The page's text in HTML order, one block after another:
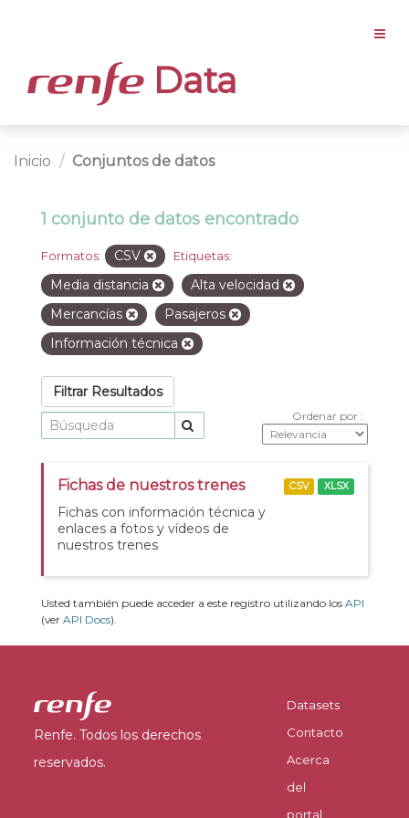
Data
Inicio Conjuntos de datos
1 conjunto de datos encontrado
Formatos: CSV Etiquetas:
Media distancia
Alta velocidad
Mercancías
Pasajeros
Información técnica
Filtrar Resultados
Ordenar por
Fichas de nuestros trenes
Fichas con información técnica y
enlaces a fotos y vídeos de
nuestros trenes
CSV XLSX
Usted también puede acceder a este registro utilizando los API
(ver API Docs).
Renfe. Todos los derechos
reservados.
Datasets
Contacto
Acerca
del
portal